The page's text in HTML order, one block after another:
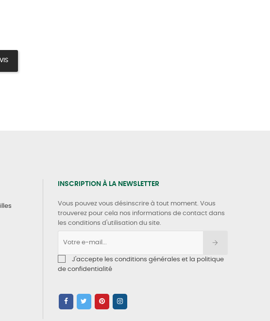
INSCRIPTION À LA NEWSLETTER
Vous pouvez vous désinscrire à tout moment. Vous
trouverez pour cela nos informations de contact dans
les conditions d'utilisation du site.
J'accepte les conditions générales et la politique
de confidentialité